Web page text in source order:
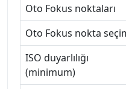
Oto Fokus noktaları
Oto Fokus nokta
ISO duyarlılığı
(minimum)